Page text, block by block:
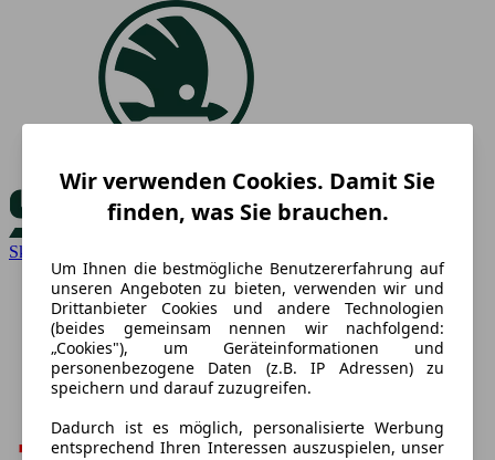
Skoda
Wir verwenden Cookies. Damit Sie
finden, was Sie brauchen.
Um Ihnen die bestmögliche Benutzererfahrung auf
unseren Angeboten zu bieten, verwenden wir und
Drittanbieter Cookies und andere Technologien
(beides gemeinsam nennen wir nachfolgend:
„Cookies"), um Geräteinformationen und
personenbezogene Daten (z.B. IP Adressen) zu
speichern und darauf zuzugreifen.
Dadurch ist es möglich, personalisierte Werbung
entsprechend Ihren Interessen auszuspielen, unser